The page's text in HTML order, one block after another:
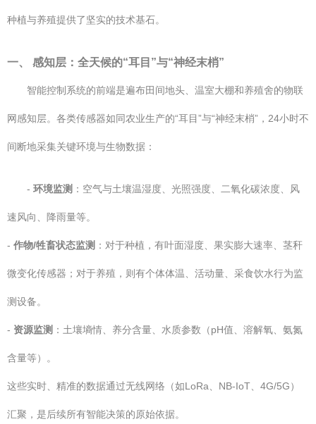
种植与养殖提供了坚实的技术基石。
一、 感知层：全天候的“耳目”与“神经末梢”
智能控制系统的前端是遍布田间地头、温室大棚和养殖舍的物联
网感知层。各类传感器如同农业生产的“耳目”与“神经末梢”，24小时不
间断地采集关键环境与生物数据：
- 环境监测 ：空气与土壤温湿度、光照强度、二氧化碳浓度、风
速风向、降雨量等。
- 作物/牲畜状态监测 ：对于种植，有叶面湿度、果实膨大速率、茎秆
微变化传感器；对于养殖，则有个体体温、活动量、采食饮水行为监
测设备。
- 资源监测 ：土壤墒情、养分含量、水质参数（pH值、溶解氧、氨氮
含量等）。
这些实时、精准的数据通过无线网络（如LoRa、NB-IoT、4G/5G）
汇聚，是后续所有智能决策的原始依据。